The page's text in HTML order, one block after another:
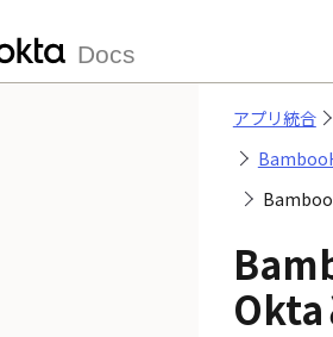
Docs
アプリ統合
Okta